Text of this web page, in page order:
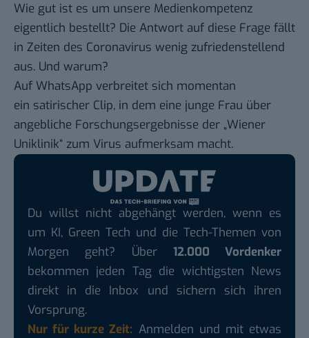
Wie gut ist es um unsere Medienkompetenz
eigentlich bestellt? Die Antwort auf diese Frage fällt
in Zeiten des Coronavirus wenig zufriedenstellend
aus. Und warum?
Auf WhatsApp verbreitet sich momentan
ein satirischer Clip, in dem eine junge Frau über
angebliche Forschungsergebnisse der „Wiener
Uniklinik“ zum Virus aufmerksam macht.
Du willst nicht abgehängt werden, wenn es
um KI, Green Tech und die Tech-Themen von
Morgen geht? Über 12.000 Vordenker
bekommen jeden Tag die wichtigsten News
direkt in die Inbox und sichern sich ihren
Vorsprung.
Nur für kurze Zeit: Anmelden und mit etwas